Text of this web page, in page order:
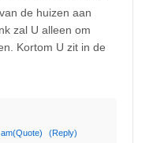
de huizen aan
zal U alleen om
Kortom U zit in de
(Quote) (Reply)